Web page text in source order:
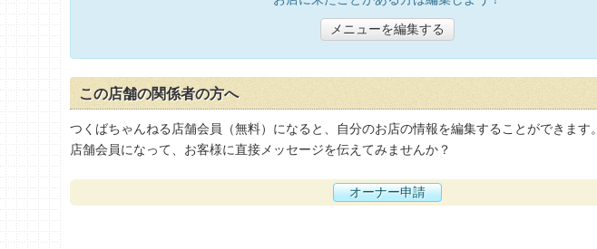
メニューを編集する
この店舗の関係者の方へ
つくばちゃんねる店舗会員（無料）になると、自分のお店の情報を編集することができます。
店舗会員になって、お客様に直接メッセージを伝えてみませんか？
オーナー申請